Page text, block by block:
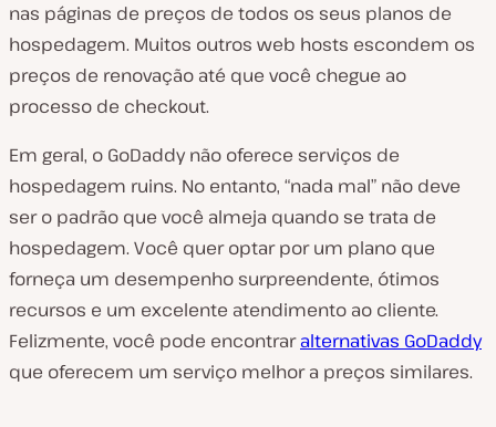
nas páginas de preços de todos os seus planos de
hospedagem. Muitos outros web hosts escondem os
preços de renovação até que você chegue ao
processo de checkout.
Em geral, o GoDaddy não oferece serviços de
hospedagem ruins. No entanto, “nada mal” não deve
ser o padrão que você almeja quando se trata de
hospedagem. Você quer optar por um plano que
forneça um desempenho surpreendente, ótimos
recursos e um excelente atendimento ao cliente.
Felizmente, você pode encontraralternativas GoDaddy
que oferecem um serviço melhor a preços similares.